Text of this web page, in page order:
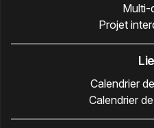
Multi-
Projet
Calendrier
Calendrier